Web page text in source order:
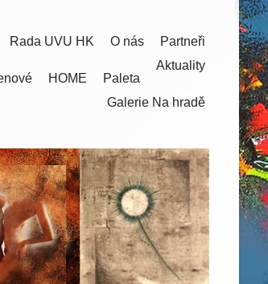
Partneři
O nás
Rada UVU HK
Aktuality
Paleta
HOME
Galerie Na hradě